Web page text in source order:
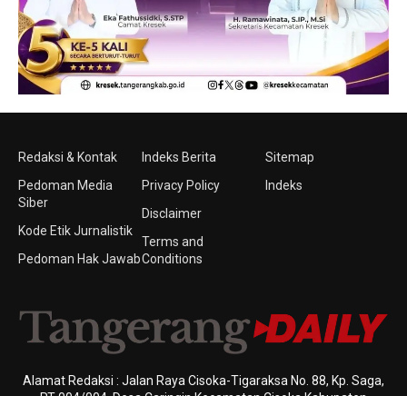
Redaksi & Kontak
Pedoman Media
Siber
Kode Etik Jurnalistik
Pedoman Hak Jawab
Indeks Berita
Privacy Policy
Disclaimer
Terms and
Conditions
Sitemap
Indeks
Alamat Redaksi : Jalan Raya Cisoka-Tigaraksa No. 88, Kp. Saga,